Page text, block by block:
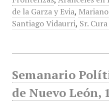
de la Garza y Evia,
Santiago Vidaurri, Sr.
Semanario
de Nuevo León,